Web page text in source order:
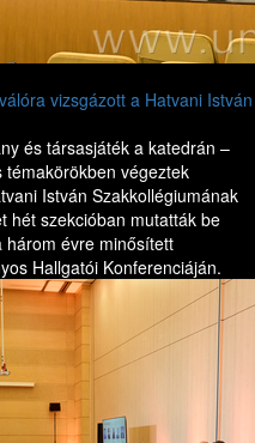
vizsgázott a Hatvani István
és társasjáték a katedrán –
végeztek
István Szakkollégiumának
hét szekcióban mutatták be
három évre minősített
Hallgatói Konferenciáján.